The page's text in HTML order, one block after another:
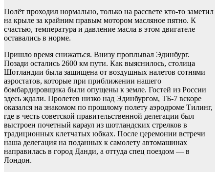
Полёт проходил нормально, только на рассвете кто-то заметил
на крыле за крайним правым мотором масляное пятно. К
счастью, температура и давление масла в этом двигателе
оставались в норме.
Пришло время снижаться. Внизу проплывал Эдинбург.
Позади остались 2600 км пути. Как выяснилось, столица
Шотландии была защищена от воздушных налетов сотнями
аэростатов, которые при приближении нашего
бомбардировщика были опущены к земле. Гостей из России
здесь ждали. Пролетев низко над Эдинбургом, ТБ-7 вскоре
оказался на знакомом по прошлому полету аэродроме Тилинг,
где в честь советской правительственной делегации был
выстроен почетный караул из шотландских стрелков в
традиционных клетчатых юбках. После церемонии встречи
наша делегация на поданных к самолету автомашинах
направилась в город Данди, а оттуда спец поездом — в
Лондон.